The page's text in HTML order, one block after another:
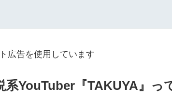
広告を使用しています
系YouTuber『TAKUYA』っ